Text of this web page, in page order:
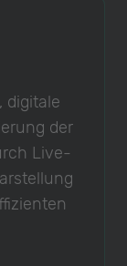
digitale
der
Live-